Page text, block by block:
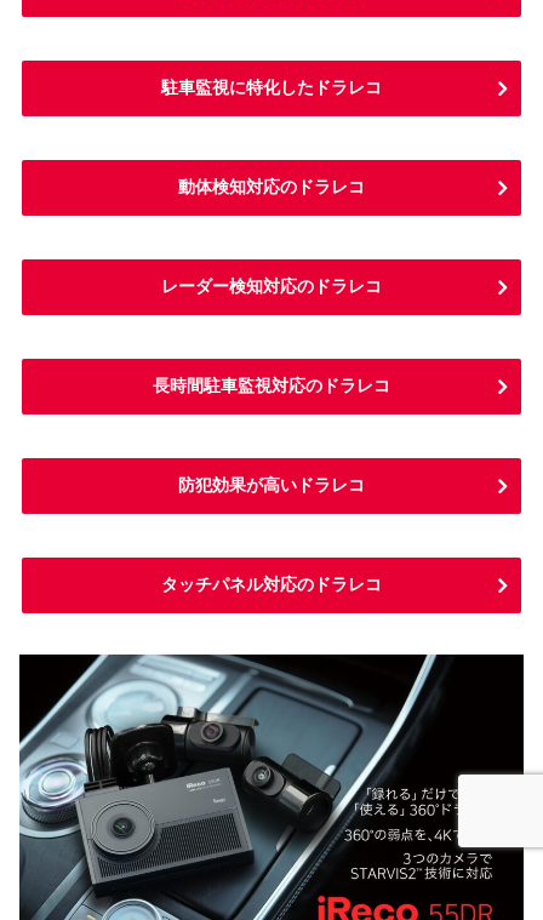
駐車監視に特化したドラレコ
動体検知対応のドラレコ
レーダー検知対応のドラレコ
長時間駐車監視対応のドラレコ
防犯効果が高いドラレコ
タッチパネル対応のドラレコ